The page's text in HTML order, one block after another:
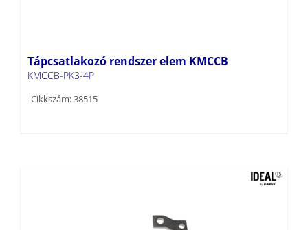
Tápcsatlakozó rendszer elem KMCCB
KMCCB-PK3-4P
Cikkszám: 38515